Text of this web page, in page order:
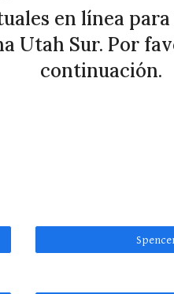
en línea
Utah Sur. Por
continuación.